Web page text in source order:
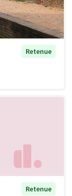
Retenue
Retenue